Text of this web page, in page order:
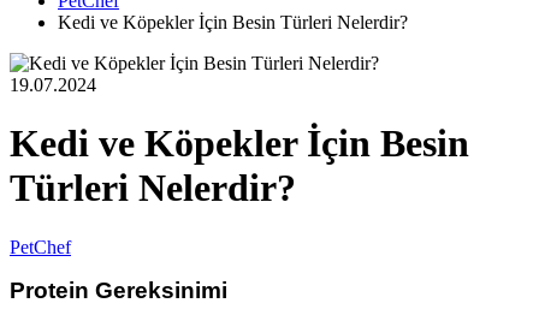
Kedi ve Köpekler İçin Besin Türleri Nelerdir?
19.07.2024
Kedi ve Köpekler İçin Besin
Türleri Nelerdir?
PetChef
Protein Gereksinimi